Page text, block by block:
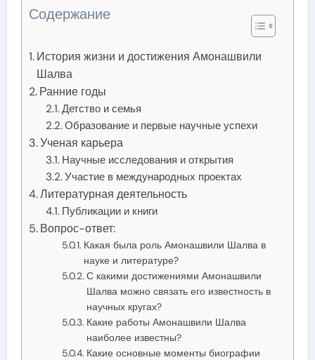
Содержание
История жизни и достижения Амонашвили
Шалва
Ранние годы
Детство и семья
Образование и первые научные успехи
Ученая карьера
Научные исследования и открытия
Участие в международных проектах
Литературная деятельность
Публикации и книги
Вопрос-ответ:
Какая была роль Амонашвили Шалва в
науке и литературе?
С какими достижениями Амонашвили
Шалва можно связать его известность в
научных кругах?
Какие работы Амонашвили Шалва
наиболее известны?
Какие основные моменты биографии